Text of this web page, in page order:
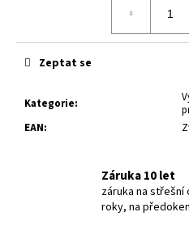
Kategorie:
EAN:
Zeptat se
Záruka 10 let
záruka na střešní
roky, na